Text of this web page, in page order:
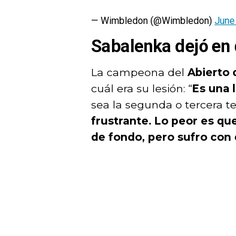
— Wimbledon (@Wimbledon)
Sabalenka dejó
La campeona del Abierto
cuál era su lesión: “Es una
sea la segunda o tercera
frustrante. Lo peor es
de fondo, pero sufro con